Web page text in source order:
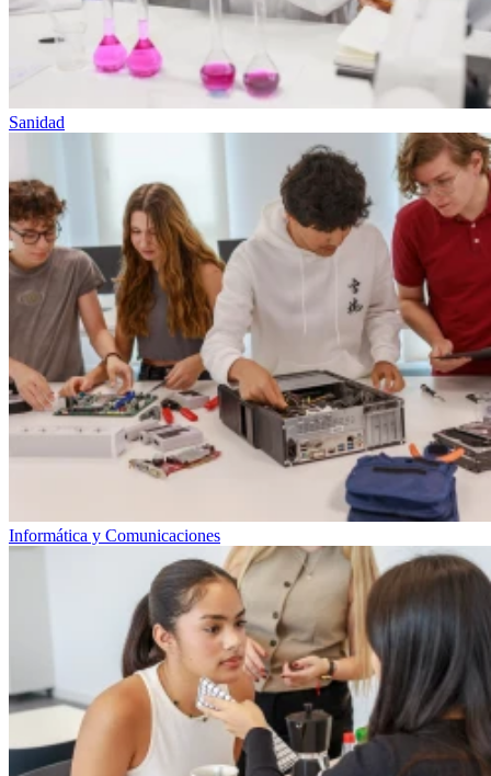
Sanidad
Informática y Comunicaciones